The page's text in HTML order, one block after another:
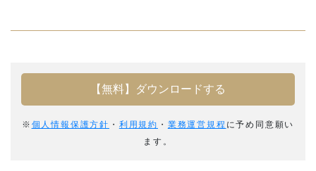
※ 個人情報保護方針 ・ 利用規約 ・ 業務運営規程 に予め同意願い
ます。